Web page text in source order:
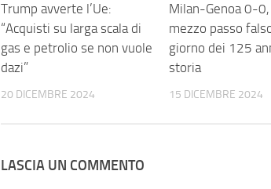
Trump avverte l’Ue:
“Acquisti su larga scala di
gas e petrolio se non vuole
dazi”
20 DICEMBRE 2024
Milan-Genoa 0-
mezzo passo
giorno dei 125
storia
15 DICEMBRE 2024
LASCIA UN COMMENTO